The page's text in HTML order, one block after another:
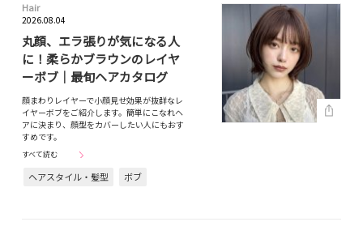
Hair
2026.08.04
丸顔、エラ張りが気になる人
に！柔らかブラウンのレイヤ
ーボブ｜最旬ヘアカタログ
顔まわりレイヤーで小顔見せ効果が抜群なレ
イヤーボブをご紹介します。簡単にこなれヘ
アに決まり、顔型をカバーしたい人にもおす
すめです。
すべて読む
ヘアスタイル・髪型 ボブ